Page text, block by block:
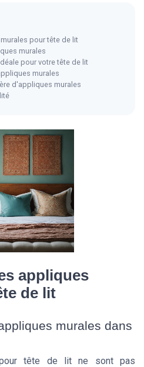
pour tête de lit
murales
pour votre tête de lit
murales
d'appliques murales
appliques
de lit
murales dans
tête de lit ne sont pas